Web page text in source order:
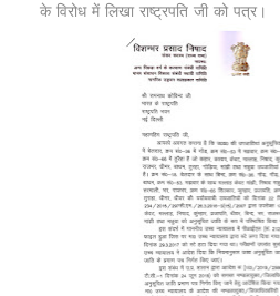
के विरोध में लिखा राष्ट्रपति जी को पत्र।